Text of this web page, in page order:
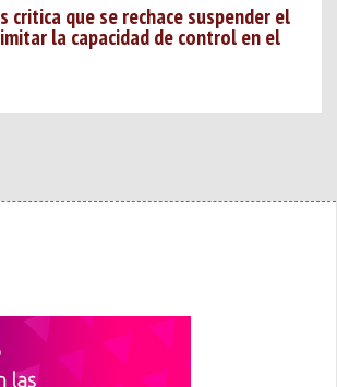
critica que se rechace suspender el
la capacidad de control en el